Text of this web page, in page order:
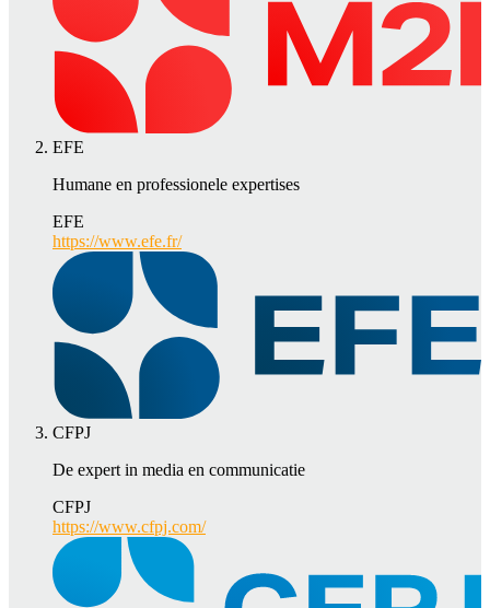
EFE
Humane en professionele expertises
EFE
https://www.efe.fr/
CFPJ
De expert in media en communicatie
CFPJ
https://www.cfpj.com/